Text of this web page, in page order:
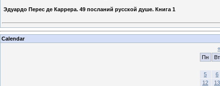
Эдуардо Перес де Каррера. 49 посланий русской душе. Книга 1
Calendar
«
Пн
Вт
5
6
12
13